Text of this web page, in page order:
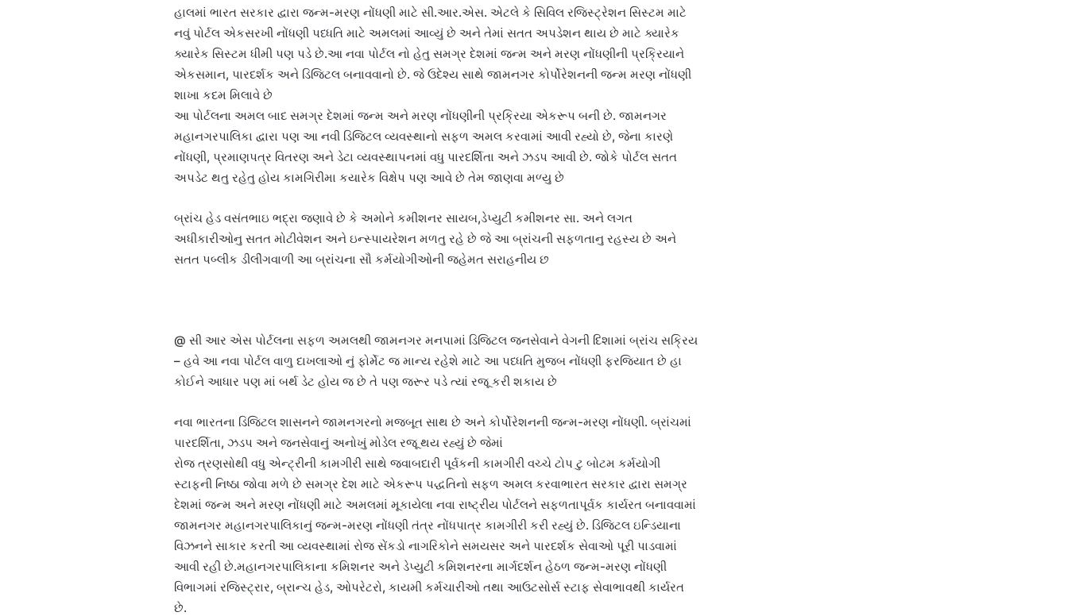
હાલમાં ભારત સરકાર દ્વારા જન્મ-મરણ નોંધણી માટે સી.આર.એસ. એટલે કે સિવિલ રજિસ્ટ્રેશન સિસ્ટમ માટે
નવું પોર્ટલ એકસરખી નોંધણી પધ્ધતિ માટે અમલમાં આવ્યું છે અને તેમાં સતત અપડેશન થાય છે માટે ક્યારેક
ક્યારેક સિસ્ટમ ધીમી પણ પડે છે.આ નવા પોર્ટલ નો હેતુ સમગ્ર દેશમાં જન્મ અને મરણ નોંધણીની પ્રક્રિયાને
એકસમાન, પારદર્શક અને ડિજિટલ બનાવવાનો છે. જે ઉદેશ્ય સાથે જામનગર કોર્પોરેશનની જન્મ મરણ નોંધણી
શાખા કદમ મિલાવે છે
આ પોર્ટલના અમલ બાદ સમગ્ર દેશમાં જન્મ અને મરણ નોંધણીની પ્રક્રિયા એકરૂપ બની છે. જામનગર
મહાનગરપાલિકા દ્વારા પણ આ નવી ડિજિટલ વ્યવસ્થાનો સફળ અમલ કરવામાં આવી રહ્યો છે, જેના કારણે
નોંધણી, પ્રમાણપત્ર વિતરણ અને ડેટા વ્યવસ્થાપનમાં વધુ પારદર્શિતા અને ઝડપ આવી છે. જોકે પોર્ટલ સતત
અપડેટ થતુ રહેતુ હોય કામગિરીમા કયારેક વિક્ષેપ પણ આવે છે તેમ જાણવા મળ્યુ છે
બ્રાંચ હેડ વસંતભાઇ ભદ્રા જણાવે છે કે અમોને કમીશનર સાયબ,ડેપ્યુટી કમીશનર સા. અને લગત
અધીકારીઓનુ સતત મોટીવેશન અને ઇન્સ્પાયરેશન મળતુ રહે છે જે આ બ્રાંચની સફળતાનુ રહસ્ય છે અને
સતત પબ્લીક ડીલીંગવાળી આ બ્રાંચના સૌ કર્મયોગીઓની જહેમત સરાહનીય છ
@ સી આર એસ પોર્ટલના સફળ અમલથી જામનગર મનપામાં ડિજિટલ જનસેવાને વેગની દિશામાં બ્રાંચ સક્રિય
– હવે આ નવા પોર્ટલ વાળુ દાખલાઓ નું ફોર્મેટ જ માન્ય રહેશે માટે આ પધ્ધતિ મુજબ નોંધણી ફરજિયાત છે હા
કોઈને આધાર પણ માં બર્થ ડેટ હોય જ છે તે પણ જરૂર પડે ત્યાં રજૂ કરી શકાય છે
નવા ભારતના ડિજિટલ શાસનને જામનગરનો મજબૂત સાથ છે અને કોર્પોરેશનની જન્મ-મરણ નોંધણી. બ્રાંચમાં
પારદર્શિતા, ઝડપ અને જનસેવાનું અનોખું મોડેલ રજૂ થય રહ્યું છે જેમાં
રોજ ત્રણસોથી વધુ એન્ટ્રીની કામગીરી સાથે જવાબદારી પૂર્વકની કામગીરી વચ્ચે ટોપ ટુ બોટમ કર્મયોગી
સ્ટાફની નિષ્ઠા જોવા મળે છે સમગ્ર દેશ માટે એકરૂપ પદ્ધતિનો સફળ અમલ કરવાભારત સરકાર દ્વારા સમગ્ર
દેશમાં જન્મ અને મરણ નોંધણી માટે અમલમાં મૂકાયેલા નવા રાષ્ટ્રીય પોર્ટલને સફળતાપૂર્વક કાર્યરત બનાવવામાં
જામનગર મહાનગરપાલિકાનું જન્મ-મરણ નોંધણી તંત્ર નોંધપાત્ર કામગીરી કરી રહ્યું છે. ડિજિટલ ઇન્ડિયાના
વિઝનને સાકાર કરતી આ વ્યવસ્થામાં રોજ સેંકડો નાગરિકોને સમયસર અને પારદર્શક સેવાઓ પૂરી પાડવામાં
આવી રહી છે.મહાનગરપાલિકાના કમિશનર અને ડેપ્યુટી કમિશનરના માર્ગદર્શન હેઠળ જન્મ-મરણ નોંધણી
વિભાગમાં રજિસ્ટ્રાર, બ્રાન્ચ હેડ, ઓપરેટરો, કાયમી કર્મચારીઓ તથા આઉટસોર્સ સ્ટાફ સેવાભાવથી કાર્યરત
છે.